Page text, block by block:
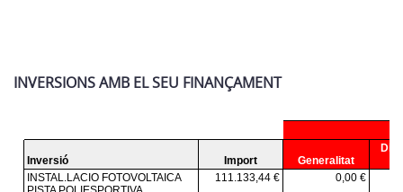
INVERSIONS AMB EL SEU FINANÇAMENT